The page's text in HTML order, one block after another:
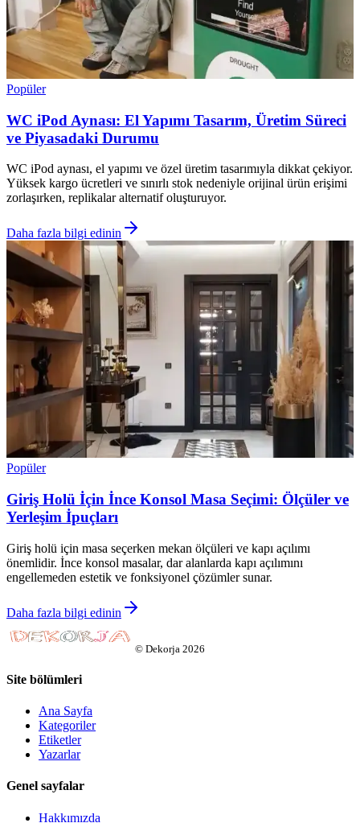
Popüler
WC iPod Aynası: El Yapımı Tasarım, Üretim Süreci
ve Piyasadaki Durumu
WC iPod aynası, el yapımı ve özel üretim tasarımıyla dikkat çekiyor.
Yüksek kargo ücretleri ve sınırlı stok nedeniyle orijinal ürün erişimi
zorlaşırken, replikalar alternatif oluşturuyor.
Daha fazla bilgi edinin
Popüler
Giriş Holü İçin İnce Konsol Masa Seçimi: Ölçüler ve
Yerleşim İpuçları
Giriş holü için masa seçerken mekan ölçüleri ve kapı açılımı
önemlidir. İnce konsol masalar, dar alanlarda kapı açılımını
engellemeden estetik ve fonksiyonel çözümler sunar.
Daha fazla bilgi edinin
© Dekorja 2026
Site bölümleri
Ana Sayfa
Kategoriler
Etiketler
Yazarlar
Genel sayfalar
Hakkımızda